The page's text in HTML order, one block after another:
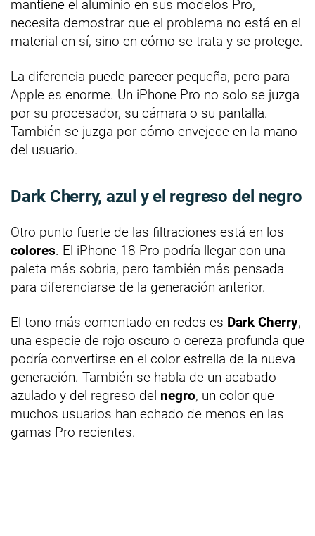
mantiene el aluminio en sus modelos Pro,
necesita demostrar que el problema no está en el
material en sí, sino en cómo se trata y se protege.
La diferencia puede parecer pequeña, pero para
Apple es enorme. Un iPhone Pro no solo se juzga
por su procesador, su cámara o su pantalla.
También se juzga por cómo envejece en la mano
del usuario.
Dark Cherry, azul y el regreso del negro
Otro punto fuerte de las filtraciones está en los
colores. El iPhone 18 Pro podría llegar con una
paleta más sobria, pero también más pensada
para diferenciarse de la generación anterior.
El tono más comentado en redes es Dark Cherry,
una especie de rojo oscuro o cereza profunda que
podría convertirse en el color estrella de la nueva
generación. También se habla de un acabado
azulado y del regreso del negro, un color que
muchos usuarios han echado de menos en las
gamas Pro recientes.